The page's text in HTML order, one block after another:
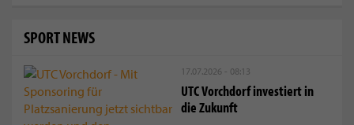
SPORT NEWS
17.07.2026 - 08:13
UTC Vorchdorf investiert in
die Zukunft